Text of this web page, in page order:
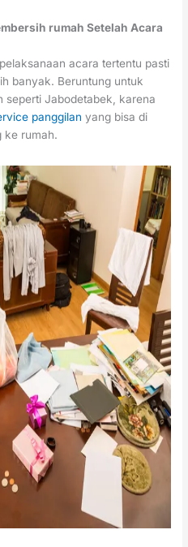
rumah Setelah Acara
acara tertentu pasti
banyak. Beruntung untuk
seperti Jabodetabek, karena
panggilan yang bisa di
ke rumah.